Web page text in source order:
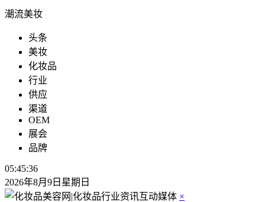
潮流美妆
头条
美妆
化妆品
行业
供应
渠道
OEM
展会
品牌
05:45:36
2026年8月9日星期日
×